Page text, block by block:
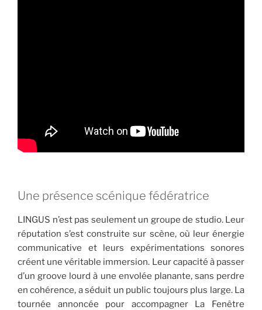
Une présence scénique fédératrice
LINGUS n’est pas seulement un groupe de studio. Leur
réputation s’est construite sur scène, où leur énergie
communicative et leurs expérimentations sonores
créent une véritable immersion. Leur capacité à passer
d’un groove lourd à une envolée planante, sans perdre
en cohérence, a séduit un public toujours plus large. La
tournée annoncée pour accompagner La Fenêtre